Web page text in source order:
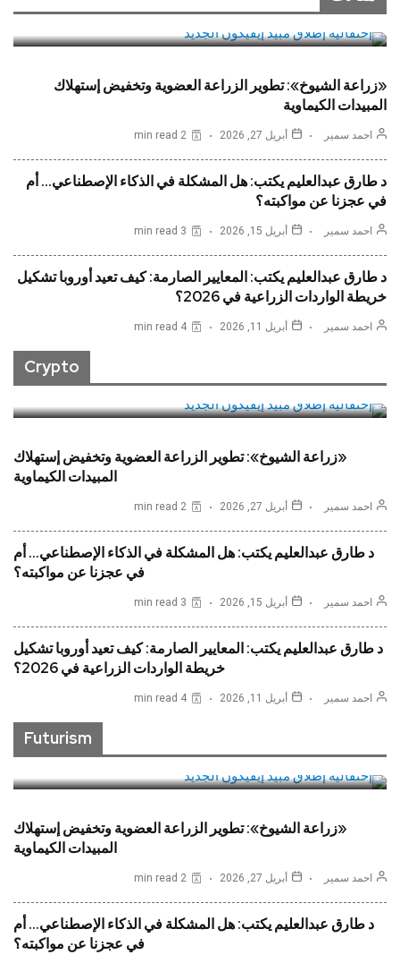
READ MORE
«زراعة الشيوخ»: تطوير الزراعة العضوية وتخفيض إستهلاك
المبيدات الكيماوية
احمد سمير أبريل 27, 2026 2 min read
د طارق عبدالعليم يكتب: هل المشكلة في الذكاء الإصطناعي… أم
في عجزنا عن مواكبته؟
احمد سمير أبريل 15, 2026 3 min read
د طارق عبدالعليم يكتب: المعايير الصارمة: كيف تعيد أوروبا تشكيل
خريطة الواردات الزراعية في 2026؟
احمد سمير أبريل 11, 2026 4 min read
Crypto
“بي. إيه. إس. إف.”: إطلاق مبيد حشري جديد لمكافحة
READ MORE
«زراعة الشيوخ»: تطوير الزراعة العضوية وتخفيض إستهلاك
المبيدات الكيماوية
احمد سمير أبريل 27, 2026 2 min read
د طارق عبدالعليم يكتب: هل المشكلة في الذكاء الإصطناعي… أم
في عجزنا عن مواكبته؟
احمد سمير أبريل 15, 2026 3 min read
د طارق عبدالعليم يكتب: المعايير الصارمة: كيف تعيد أوروبا تشكيل
خريطة الواردات الزراعية في 2026؟
احمد سمير أبريل 11, 2026 4 min read
Futurism
“بي. إيه. إس. إف.”: إطلاق مبيد حشري جديد لمكافحة
«زراعة الشيوخ»: تطوير الزراعة العضوية وتخفيض إستهلاك
المبيدات الكيماوية
احمد سمير أبريل 27, 2026 2 min read
د طارق عبدالعليم يكتب: هل المشكلة في الذكاء الإصطناعي… أم
في عجزنا عن مواكبته؟